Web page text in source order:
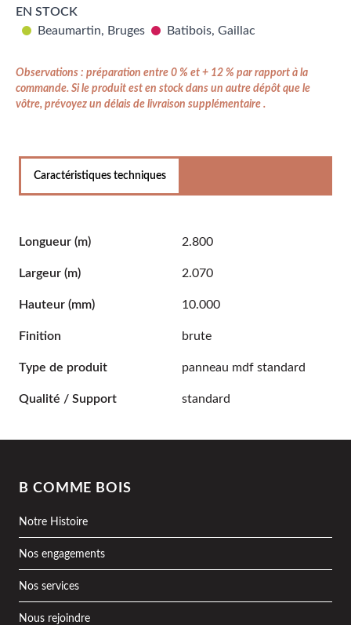
EN STOCK
Beaumartin, Bruges
Batibois, Gaillac
Observations : préparation entre 0 % et + 12 % par rapport à la
commande. Si le produit est en stock dans un autre dépôt que le
vôtre, prévoyez un délais de livraison supplémentaire .
Caractéristiques techniques
Longueur (m) 2.800
Largeur (m) 2.070
Hauteur (mm) 10.000
Finition brute
Type de produit panneau mdf standard
Qualité / Support standard
B COMME BOIS
Notre Histoire
Nos engagements
Nos services
Nous rejoindre